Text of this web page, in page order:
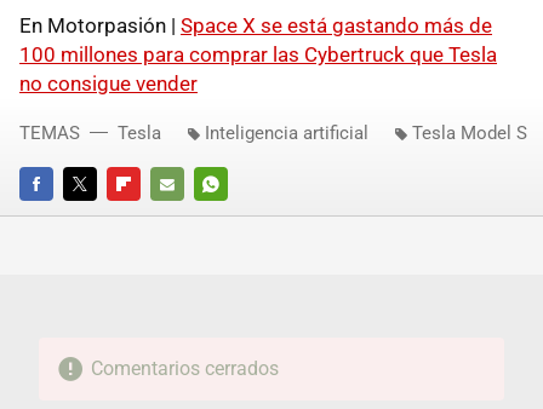
En Motorpasión | Space X se está gastando más de
100 millones para comprar las Cybertruck que Tesla
no consigue vender
FACEBOOKTWITTERFLIPBOARD
E-
WHATSAPP
TEMAS Tesla Inteligencia artificial Tesla Model S
Comentarios cerrados